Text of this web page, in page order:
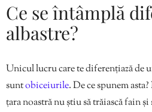
Ce se întâmplă
albastre?
Unicul lucru care te diferențiază de
suntobiceiurile. De ce spunem
țara noastră nu știu să trăiască fain